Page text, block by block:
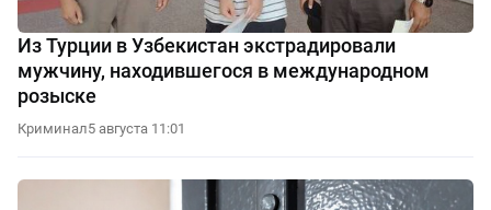
Из Турции в Узбекистан экстрадировали
мужчину, находившегося в международном
розыске
Криминал5 августа 11:01